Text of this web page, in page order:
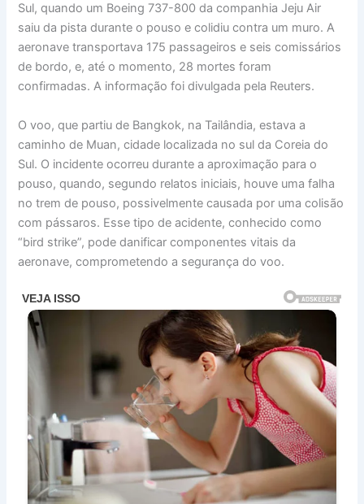
Sul, quando um Boeing 737-800 da companhia Jeju Air
saiu da pista durante o pouso e colidiu contra um muro. A
aeronave transportava 175 passageiros e seis comissários
de bordo, e, até o momento, 28 mortes foram
confirmadas. A informação foi divulgada pela Reuters.
O voo, que partiu de Bangkok, na Tailândia, estava a
caminho de Muan, cidade localizada no sul da Coreia do
Sul. O incidente ocorreu durante a aproximação para o
pouso, quando, segundo relatos iniciais, houve uma falha
no trem de pouso, possivelmente causada por uma colisão
com pássaros. Esse tipo de acidente, conhecido como
“bird strike”, pode danificar componentes vitais da
aeronave, comprometendo a segurança do voo.